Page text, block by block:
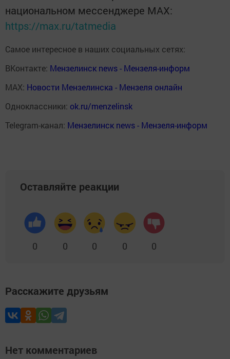
национальном мессенджере MАХ:
https://max.ru/tatmedia
Самое интересное в наших социальных сетях:
ВКонтакте: Мензелинск news - Мензеля-информ
MAX: Новости Мензелинска - Мензеля онлайн
Одноклассники: ok.ru/menzelinsk
Telegram-канал: Мензелинск news - Мензеля-информ
Оставляйте реакции
0 0 0 0 0
Расскажите друзьям
Нет комментариев